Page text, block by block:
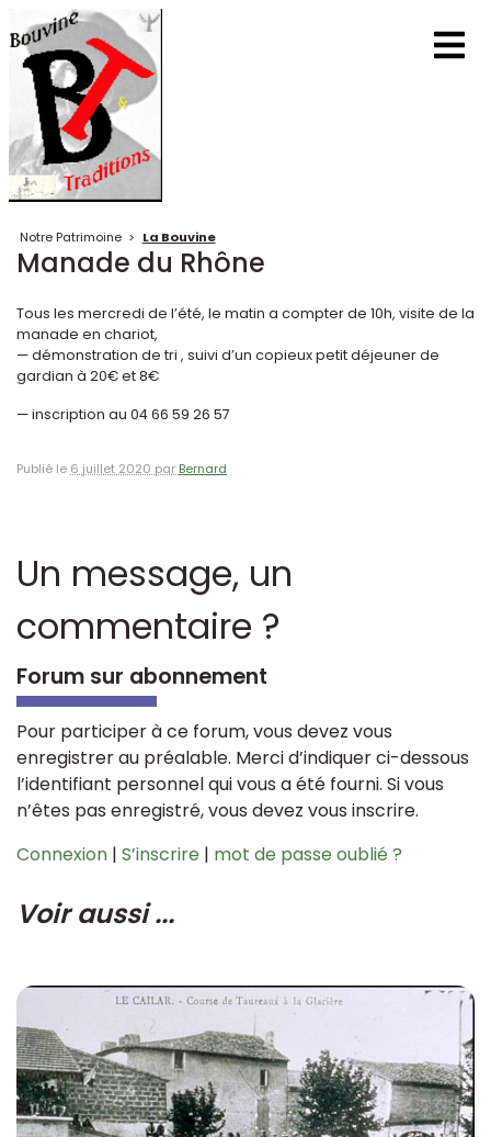
Notre Patrimoine > La Bouvine
Manade du Rhône
Tous les mercredi de l’été, le matin a compter de 10h, visite de la
manade en chariot,
— démonstration de tri , suivi d’un copieux petit déjeuner de
gardian à 20€ et 8€
— inscription au 04 66 59 26 57
Publié le 6 juillet 2020 par Bernard
Un message, un
commentaire ?
Forum sur abonnement
Pour participer à ce forum, vous devez vous
enregistrer au préalable. Merci d’indiquer ci-dessous
l’identifiant personnel qui vous a été fourni. Si vous
n’êtes pas enregistré, vous devez vous inscrire.
Connexion | S’inscrire | mot de passe oublié ?
Voir aussi ...